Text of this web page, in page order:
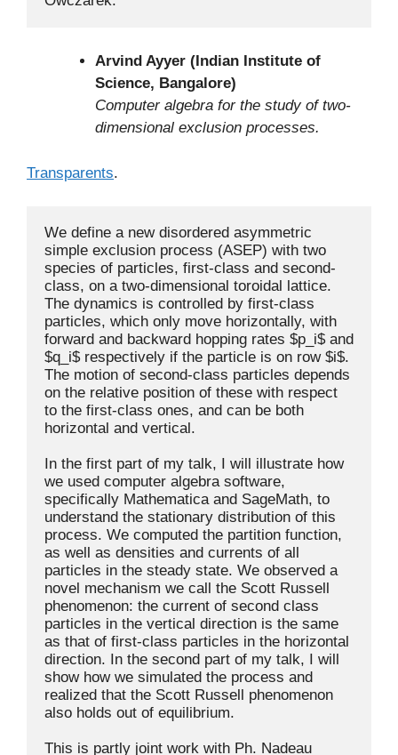
Arvind Ayyer (Indian Institute of
Science, Bangalore)
Computer algebra for the study of two-
dimensional exclusion processes.
Transparents.
We define a new disordered asymmetric
simple exclusion process (ASEP) with two
species of particles, first-class and second-
class, on a two-dimensional toroidal lattice.
The dynamics is controlled by first-class
particles, which only move horizontally, with
forward and backward hopping rates $p_i$ and
$q_i$ respectively if the particle is on row $i$.
The motion of second-class particles depends
on the relative position of these with respect
to the first-class ones, and can be both
horizontal and vertical.
In the first part of my talk, I will illustrate how
we used computer algebra software,
specifically Mathematica and SageMath, to
understand the stationary distribution of this
process. We computed the partition function,
as well as densities and currents of all
particles in the steady state. We observed a
novel mechanism we call the Scott Russell
phenomenon: the current of second class
particles in the vertical direction is the same
as that of first-class particles in the horizontal
direction. In the second part of my talk, I will
show how we simulated the process and
realized that the Scott Russell phenomenon
also holds out of equilibrium.
This is partly joint work with Ph. Nadeau